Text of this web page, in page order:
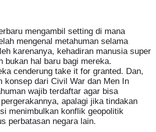
mengambil setting di mana
mengenal metahuman selama
karenanya, kehadiran manusia super
bukan hal baru bagi mereka.
cenderung take it for granted. Dan,
konsep dari Civil War dan Men In
wajib terdaftar agar bisa
apalagi jika tindakan
menimbulkan konflik geopolitik
perbatasan negara lain.